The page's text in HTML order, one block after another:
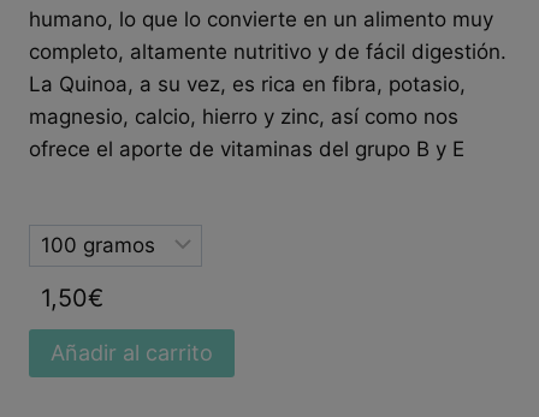
humano, lo que lo convierte en un alimento muy
completo, altamente nutritivo y de fácil digestión.
La Quinoa, a su vez, es rica en fibra, potasio,
magnesio, calcio, hierro y zinc, así como nos
ofrece el aporte de vitaminas del grupo B y E
Selected
option
1,50€
Añadir al carrito